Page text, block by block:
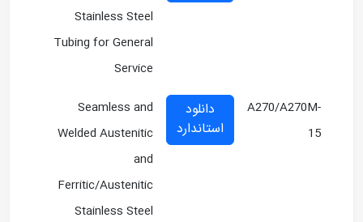
Stainless Steel
Tubing for General
Service
A270/A270M-
15
دانلود
استاندارد
Seamless and
Welded Austenitic
and
Ferritic/Austenitic
Stainless Steel